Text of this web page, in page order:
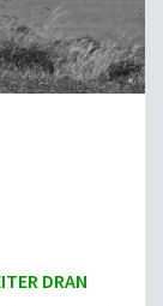
DRAN